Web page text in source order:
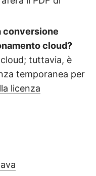
conversione
cloud?
cloud; tuttavia, è
temporanea per
licenza